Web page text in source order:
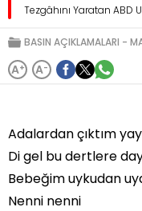
Tezgâhını Yaratan ABD
BASIN AÇIKLAMALARI
A+ A-
Adalardan çıktım
Di gel bu dertlere
Bebeğim uykudan
Nenni nenni